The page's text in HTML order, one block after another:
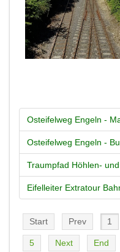
Osteifelweg Engeln -
Osteifelweg Engeln -
Traumpfad Höhlen-
Eifelleiter Extratour
Start Prev 1
5 Next End